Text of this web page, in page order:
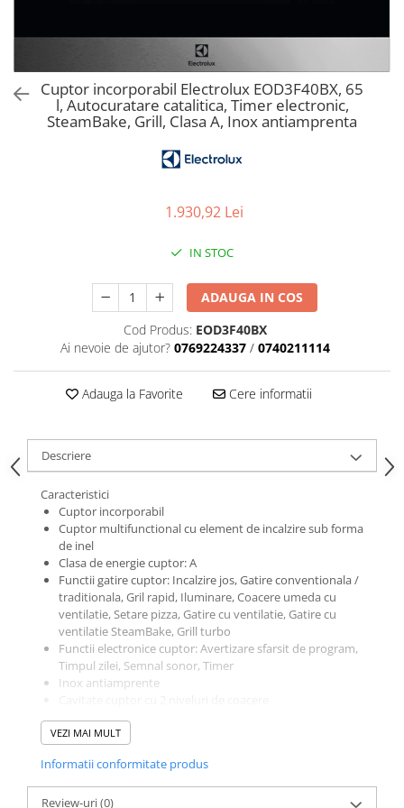
Apiratoare cu sac
Ingrijirea rufelor si a vaselor
Masini de spalat vase
Masini de spalat rufe
Masini de spalat rufe cu uscator
Cuptor incorporabil Electrolux EOD3F40BX, 65
l, Autocuratare catalitica, Timer electronic,
SteamBake, Grill, Clasa A, Inox antiamprenta
1.930,92 Lei
IN STOC
ADAUGA IN COS
Cod Produs: EOD3F40BX
Ai nevoie de ajutor? 0769224337 / 0740211114
Adauga la Favorite Cere informatii
Descriere
Caracteristici
Cuptor incorporabil
Cuptor multifunctional cu element de incalzire sub forma
de inel
Clasa de energie cuptor: A
Functii gatire cuptor: Incalzire jos, Gatire conventionala /
traditionala, Gril rapid, Iluminare, Coacere umeda cu
ventilatie, Setare pizza, Gatire cu ventilatie, Gatire cu
ventilatie SteamBake, Grill turbo
Functii electronice cuptor: Avertizare sfarsit de program,
Timpul zilei, Semnal sonor, Timer
Inox antiamprente
Control Thermotimer al cuptorului
Butoane retractabile
Ventilator racire: Ventilatorul pentru racire porneste
automat atunci cand cuptorul se oprește. El raceste
componentele electronice si partile exterioare ale
VEZI MAI MULT
Informatii conformitate produs
Review-uri(0)